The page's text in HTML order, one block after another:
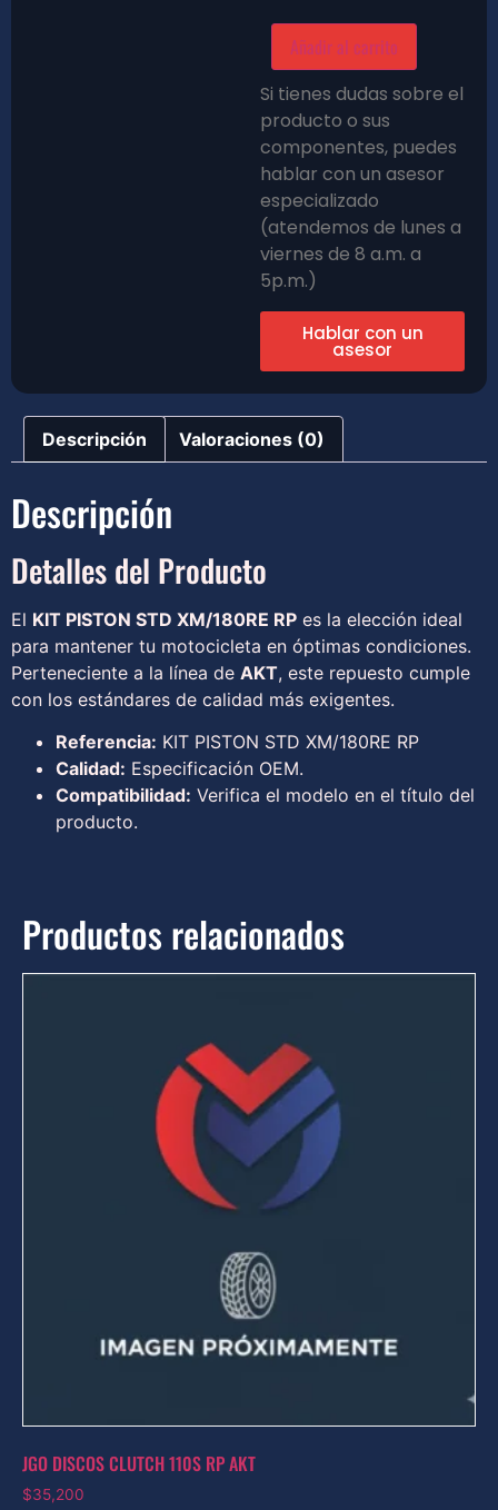
Añadir al carrito
Si tienes dudas sobre el
producto o sus
componentes, puedes
hablar con un asesor
especializado
(atendemos de lunes a
viernes de 8 a.m. a
5p.m.)
Hablar con un
asesor
Descripción Valoraciones (0)
Descripción
Detalles del Producto
El KIT PISTON STD XM/180RE RP es la elección ideal
para mantener tu motocicleta en óptimas condiciones.
Perteneciente a la línea de AKT, este repuesto cumple
con los estándares de calidad más exigentes.
Referencia: KIT PISTON STD XM/180RE RP
Calidad: Especificación OEM.
Compatibilidad: Verifica el modelo en el título del
producto.
Productos relacionados
JGO DISCOS CLUTCH 110S RP AKT
$35,200